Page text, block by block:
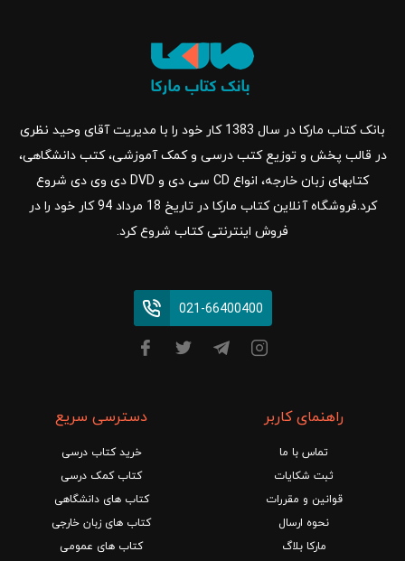
بانک کتاب مارکا در سال 1383 کار خود را با مدیریت آقای وحید نظری
در قالب پخش و توزیع کتب درسی و کمک آموزشی، کتب دانشگاهی،
کتابهای زبان خارجه، انواع CD سی دی و DVD دی وی دی شروع
کرد.فروشگاه آنلاین کتاب مارکا در تاریخ 18 مرداد 94 کار خود را در
فروش اینترنتی کتاب شروع کرد.
021-66400400
راهنمای کاربر
تماس با ما
ثبت شکایات
قوانین و مقررات
نحوه ارسال
مارکا بلاگ
دسترسی سریع
خرید کتاب درسی
کتاب کمک درسی
کتاب های دانشگاهی
کتاب های زبان خارجی
کتاب های عمومی